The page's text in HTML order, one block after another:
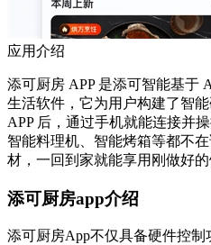
应用介绍
添可厨房 APP 是添可智能基于
生活软件，它为用户构建了智
APP 后，通过手机就能连接并
智能料理机、智能烤箱等都不
材，一回到家就能享用刚做好的
添可厨房app介绍
添可厨房App不仅具备硬件控